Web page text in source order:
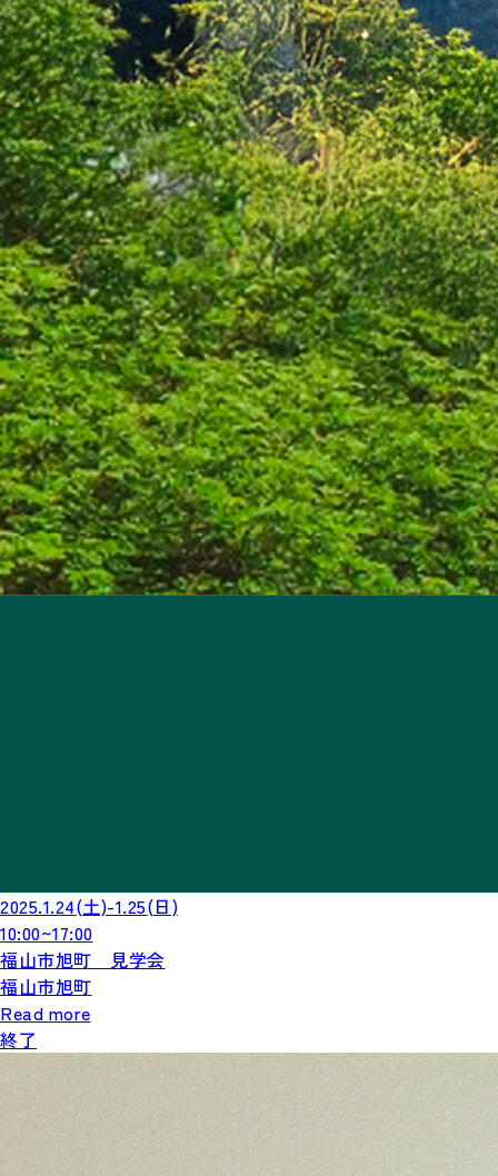
2025.1.24(土)-1.25(日)
10:00~17:00
福山市旭町 見学会
福山市旭町
Read more
終了